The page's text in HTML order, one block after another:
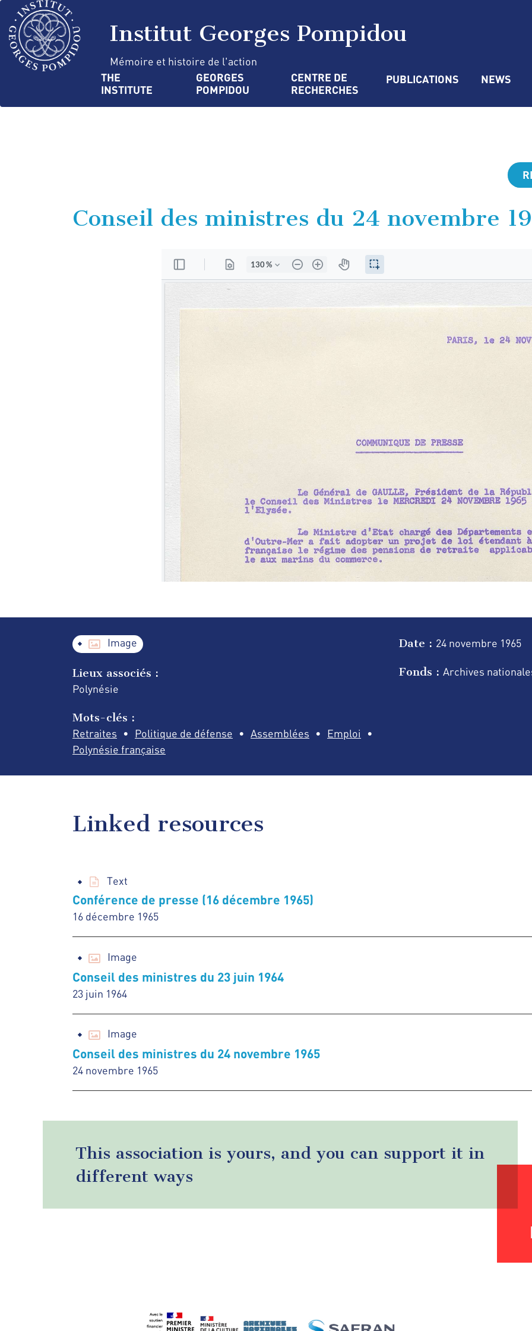
Skip
main
content
Institut Georges Pompidou
Mémoire et histoire de l'action
Navigation
principale
THE
INSTITUTE
GEORGES
POMPIDOU
CENTRE DE
RECHERCHES
PUBLICATIONS NEWS
Conseil des ministres du 24 novembre
Image
Lieux associés :
Polynésie
Mots-clés :
Retraites Politique de défense Assemblées
Emploi
Polynésie française
Date : 24 novembre 1965
Fonds : Archives
Linked resources
Text
Conférence de presse (16 décembre 1965)
16 décembre 1965
Image
Conseil des ministres du 23 juin 1964
23 juin 1964
Image
Conseil des ministres du 24 novembre 1965
24 novembre 1965
This association is yours, and you can support it in
different ways
Cookies management panel